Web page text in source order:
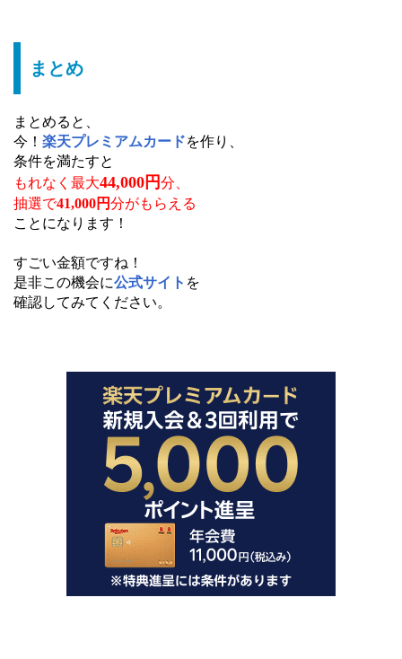
まとめ
まとめると、
今！ 楽天プレミアムカードを作り、
条件を満たすと
もれなく最大44,000円分、
抽選で41,000円分がもらえる
ことになります！
すごい金額ですね！
是非この機会に公式サイト を
確認してみてください。